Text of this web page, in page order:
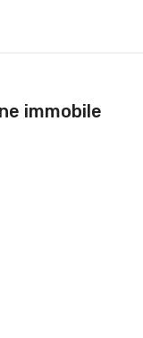
immobile